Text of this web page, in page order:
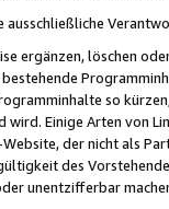
ausschließliche
ergänzen, löschen
so
Einige Arten von
der nicht als
des
unentzifferbar